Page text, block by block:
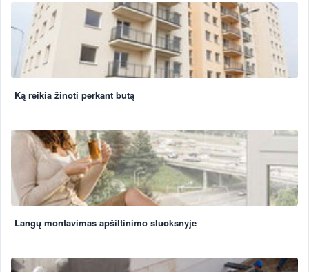
Ką reikia žinoti perkant butą
Langų montavimas apšiltinimo sluoksnyje